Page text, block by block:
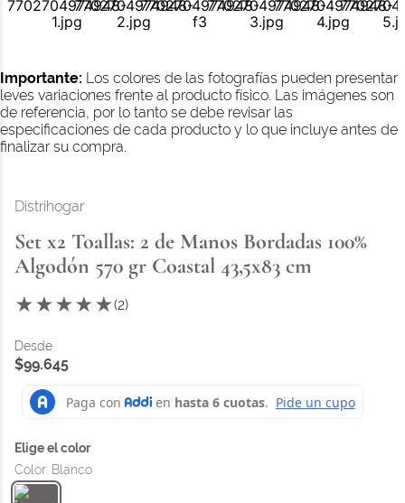
Importante: Los colores de las fotografías pueden presentar
leves variaciones frente al producto físico. Las imágenes son
de referencia, por lo tanto se debe revisar las
especificaciones de cada producto y lo que incluye antes de
finalizar su compra.
Distrihogar
Set x2 Toallas: 2 de Manos Bordadas 100%
Algodón 570 gr Coastal 43,5x83 cm
★★★★★(2)
$99.645
Color: Blanco